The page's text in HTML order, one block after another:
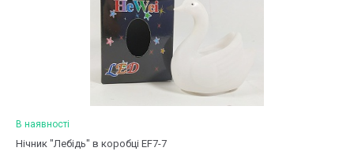
В наявності
Нічник "Лебідь" в коробці EF7-7